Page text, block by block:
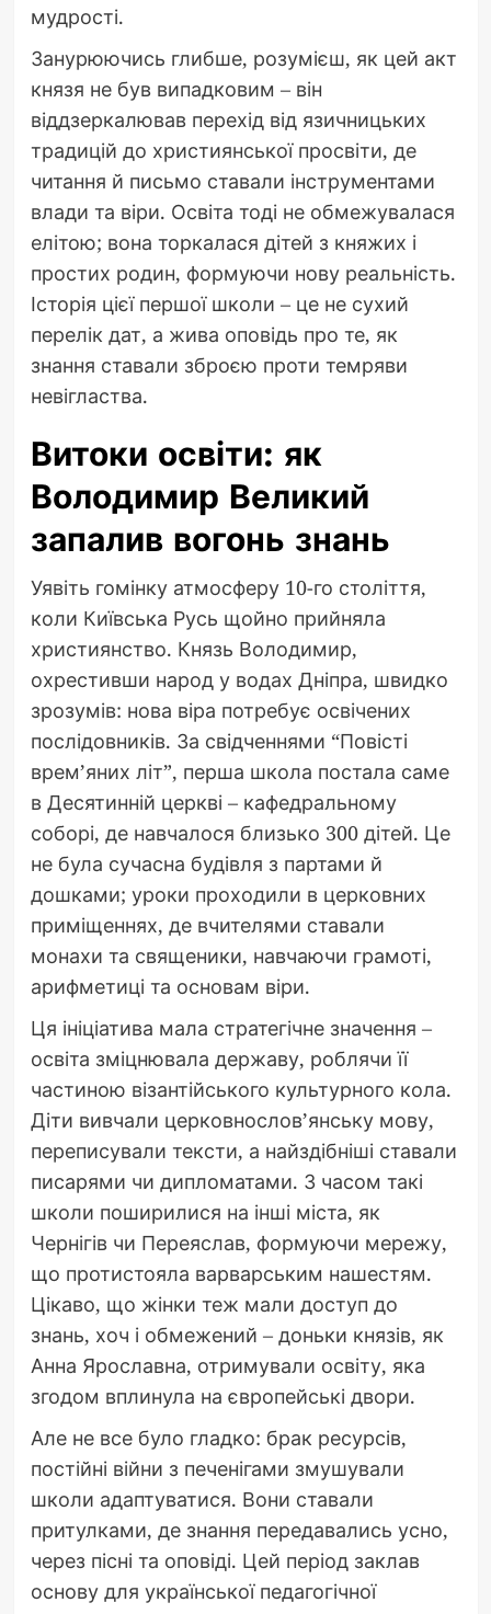
мудрості.
Занурюючись глибше, розумієш, як цей акт
князя не був випадковим – він
віддзеркалював перехід від язичницьких
традицій до християнської просвіти, де
читання й письмо ставали інструментами
влади та віри. Освіта тоді не обмежувалася
елітою; вона торкалася дітей з княжих і
простих родин, формуючи нову реальність.
Історія цієї першої школи – це не сухий
перелік дат, а жива оповідь про те, як
знання ставали зброєю проти темряви
невігластва.
Витоки освіти: як
Володимир Великий
запалив вогонь знань
Уявіть гомінку атмосферу 10-го століття,
коли Київська Русь щойно прийняла
християнство. Князь Володимир,
охрестивши народ у водах Дніпра, швидко
зрозумів: нова віра потребує освічених
послідовників. За свідченнями “Повісті
врем’яних літ”, перша школа постала саме
в Десятинній церкві – кафедральному
соборі, де навчалося близько 300 дітей. Це
не була сучасна будівля з партами й
дошками; уроки проходили в церковних
приміщеннях, де вчителями ставали
монахи та священики, навчаючи грамоті,
арифметиці та основам віри.
Ця ініціатива мала стратегічне значення –
освіта зміцнювала державу, роблячи її
частиною візантійського культурного кола.
Діти вивчали церковнослов’янську мову,
переписували тексти, а найздібніші ставали
писарями чи дипломатами. З часом такі
школи поширилися на інші міста, як
Чернігів чи Переяслав, формуючи мережу,
що протистояла варварським нашестям.
Цікаво, що жінки теж мали доступ до
знань, хоч і обмежений – доньки князів, як
Анна Ярославна, отримували освіту, яка
згодом вплинула на європейські двори.
Але не все було гладко: брак ресурсів,
постійні війни з печенігами змушували
школи адаптуватися. Вони ставали
притулками, де знання передавались усно,
через пісні та оповіді. Цей період заклав
основу для української педагогічної